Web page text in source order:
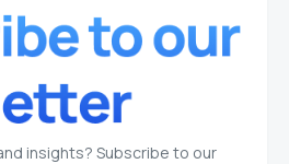
insights? Subscribe to our